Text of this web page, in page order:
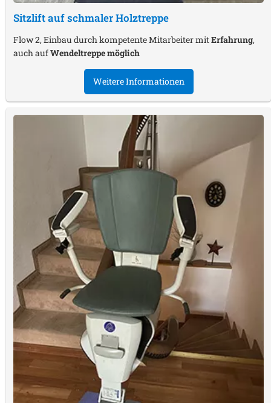
Sitzlift auf schmaler Holztreppe
Flow 2, Einbau durch kompetente Mitarbeiter mitErfahrung,
auch aufWendeltreppe möglich
Weitere Informationen